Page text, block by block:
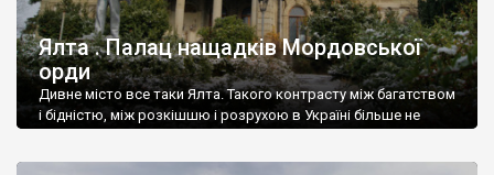
Ялта . Палац нащадків Мордовської
орди
Дивне місто все таки Ялта. Такого контрасту між багатством
і бідністю, між розкішшю і розрухою в Україні більше не